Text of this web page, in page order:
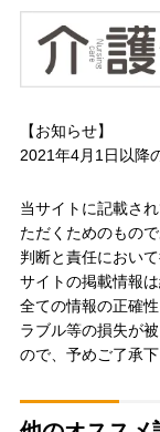
【お知らせ】
2021年4月1日以降
当サイトに記載さ
ただくためのもの
判断と責任におい
サイトの掲載情報
全ての情報の正確
ラブル等の損失が
ので、予めご了承下